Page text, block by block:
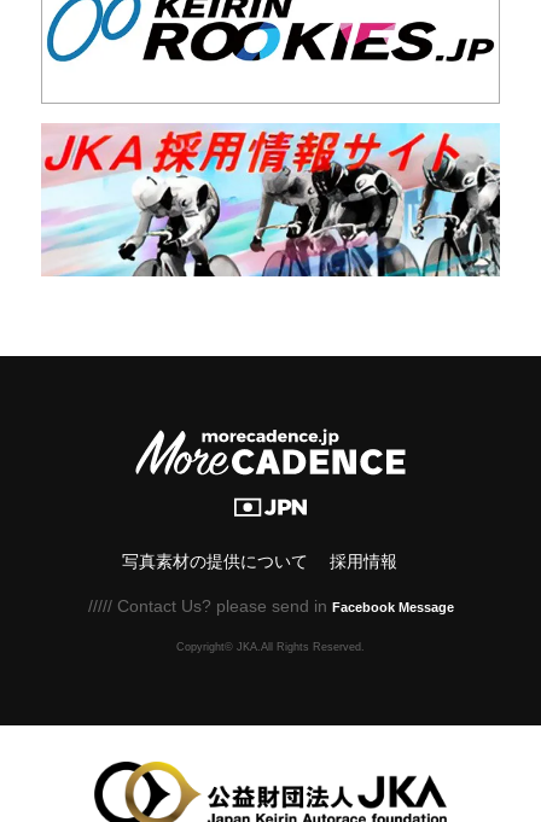
写真素材の提供について 採用情報
///// Contact Us? please send in Facebook Message
Copyright© JKA.All Rights Reserved.